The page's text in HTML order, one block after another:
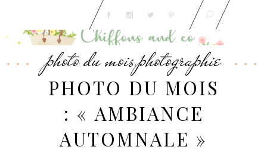
photo du mois,photographie
PHOTO DU MOIS
: « AMBIANCE
AUTOMNALE »